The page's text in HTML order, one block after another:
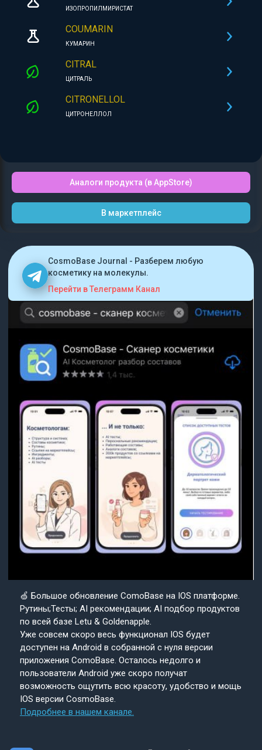
ИЗОПРОПИЛМИРИСТАТ
COUMARIN
КУМАРИН
CITRAL
ЦИТРАЛЬ
CITRONELLOL
ЦИТРОНЕЛЛОЛ
Аналоги продукта (в AppStore)
В маркетплейс
CosmoBase Journal - Разберем любую
косметику на молекулы.
Перейти в Телеграмм Канал
🍏 Большое обновление ComoBase на IOS платформе.
Рутины;Тесты; AI рекомендации; AI подбор продуктов
по всей базе Letu & Goldenapple.
Уже совсем скоро весь функционал IOS будет
доступен на Android в собранной с нуля версии
приложения ComoBase. Осталось недолго и
пользователи Android уже скоро получат
возможность ощутить всю красоту, удобство и мощь
IOS версии CosmoBase.
Подробнее в нашем канале.